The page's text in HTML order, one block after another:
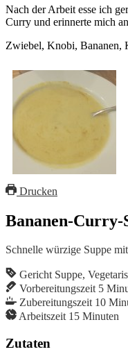
Nach der Arbeit esse ich
Curry und erinnerte mich
Zwiebel, Knobi, Bananen,
Drucken
Bananen-Curry-
Schnelle würzige Suppe
Gericht Suppe,
Vorbereitungszeit 5
Zubereitungszeit 10
Arbeitszeit 15 Minuten
Zutaten